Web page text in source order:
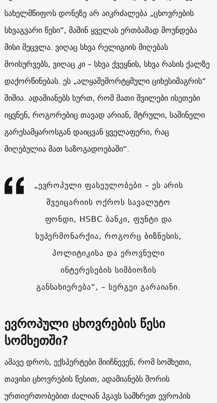
სახელმწიფოს დონეზე არ აიკრძალება „ცხოვრების
სხვაგვარი წესი“, მაშინ ყველას ერთბაშად მოუნდება
მისი შეცვლა. ვიღაც სხვა რელიგიის მიღებას
მოისურვებს, ვიღაც კი – სხვა ქვეყნის, სხვა რასის ქალზე
დაქორწინებას. ეს „ალყაშემორტყმული ციხესიმაგრის“
შიშია. ადამიანებს სურთ, რომ მათი შვილები ისეთები
იყვნენ, როგორებიც თავად არიან, მტრული, საშინელი
გარესამყაროსგან დაიცვან ყველაფერი, რაც
მიღებულია მათ საზოგადოებაში“.
„ევროპული ფასეულობები – ეს არის
შვეიცარიის ოქროს სავალუტო
ფონდი, HSBC ბანკი, ფუნტი და
სუპერმონარქია, როგორც ბიზნესის,
პოლიტიკისა და ეროვნული
ინტერესების სიმბიოზის
განსახიერება“, – სერგეი გარაიანი.
ევროპული ცხოვრების წესი
სომხეთში?
ამავე დროს, ექსპერტები მიიჩნევენ, რომ სომხეთი,
თავისი ცხოვრების წესით, ადამიანებს შორის
ურთიერთობებით ძალიან ჰგავს სამხრეთ ევროპის